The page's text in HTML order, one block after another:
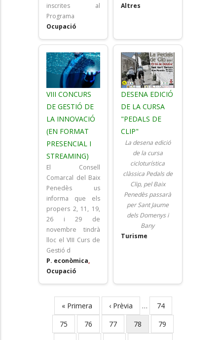
inscrites al
Programa
Ocupació
Altres
VIII CONCURS
DE GESTIÓ DE
LA INNOVACIÓ
(EN FORMAT
PRESENCIAL I
STREAMING)
El Consell
Comarcal del Baix
Penedès us
informa que els
propers 2, 11, 19,
26 i 29 de
novembre tindrà
lloc el VIII Curs de
Gestió d
P. econòmica,
Ocupació
DESENA EDICIÓ
DE LA CURSA
"PEDALS DE
CLIP"
La desena edició
de la cursa
cicloturística
clàssica Pedals de
Clip, pel Baix
Penedès passarà
per Sant Jaume
dels Domenys i
Bany
Turisme
Pagination
First
page
« Primera
Previous
page
‹ Prèvia … Page
74
Page
75 Page
76 Page
77
Current
page
78 Page
79